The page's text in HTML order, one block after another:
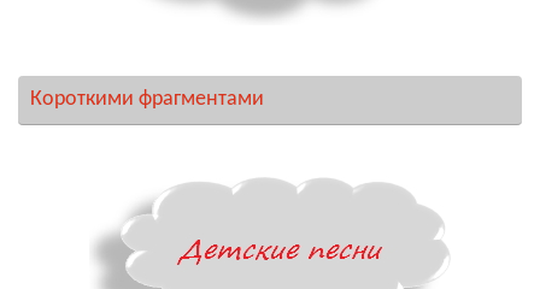
Короткими фрагментами